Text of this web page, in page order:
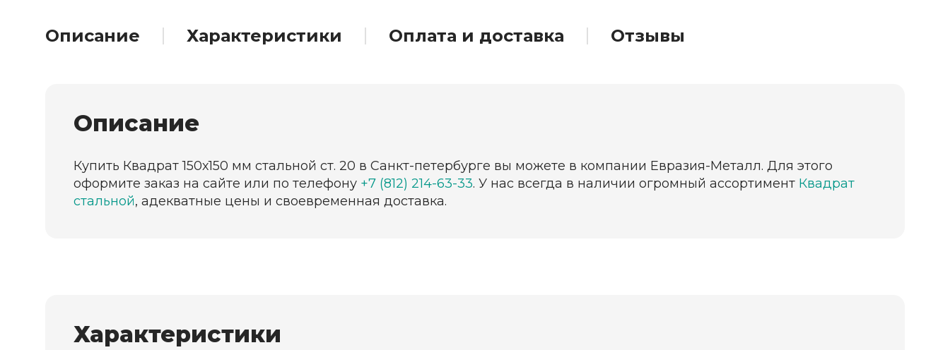
Описание Характеристики Оплата и доставка Отзывы
Описание
Купить Квадрат 150х150 мм стальной ст. 20 в Санкт-петербурге вы можете в компании Евразия-Металл. Для этого
оформите заказ на сайте или по телефону +7 (812) 214-63-33. У нас всегда в наличии огромный ассортимент Квадрат
стальной, адекватные цены и своевременная доставка.
Характеристики